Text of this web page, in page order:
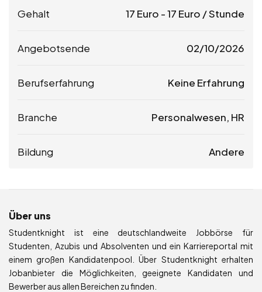
Gehalt 17 Euro -17 Euro / Stunde
Angebotsende 02/10/2026
Berufserfahrung Keine Erfahrung
Branche Personalwesen, HR
Bildung Andere
Über uns
Studentknight ist eine deutschlandweite Jobbörse für
Studenten, Azubis und Absolventen und ein Karriereportal mit
einem großen Kandidatenpool. Über Studentknight erhalten
Jobanbieter die Möglichkeiten, geeignete Kandidaten und
Bewerber aus allen Bereichen zu finden.